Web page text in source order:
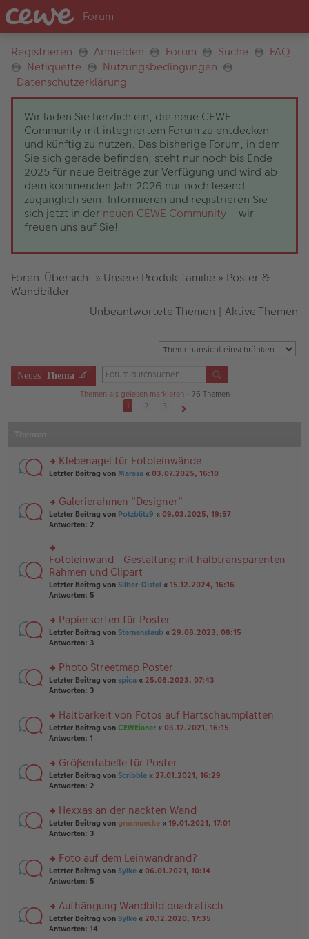
Registrieren Anmelden Forum Suche
FAQ
Netiquette
Nutzungsbedingungen
Datenschutzerklärung
Wir laden Sie herzlich ein, die neue CEWE
Community mit integriertem Forum zu entdecken
und künftig zu nutzen. Das bisherige Forum, in dem
Sie sich gerade befinden, steht nur noch bis Ende
2025 für neue Beiträge zur Verfügung und wird ab
dem kommenden Jahr 2026 nur noch lesend
zugänglich sein. Informieren und registrieren Sie
sich jetzt in der neuen CEWE Community – wir
freuen uns auf Sie!
Foren-Übersicht » Unsere Produktfamilie » Poster &
Wandbilder
Unbeantwortete Themen | Aktive Themen
Neues Thema
Themen als gelesen markieren• 76 Themen
1
2
3
rs
u
n
g
es
e
n
er
B
ei
a
g
Klebenagel für Fotoleinwände
Letzter Beitrag von Maresa « 03.07.2025, 16:10
rs
te
u
n
g
el
es
e
er
B
ei
tr
g
Galerierahmen "Designer"
Letzter Beitrag von Potzblitz9 « 09.03.2025, 19:57
Antworten: 2
rs
te
r
u
n
el
es
e
B
ei
tr
g
Fotoleinwand - Gestaltung mit halbtransparenten
Rahmen und Clipart
Letzter Beitrag von Silber-Distel « 15.12.2024, 16:16
Antworten: 5
rs
te
n
g
el
e
n
er
tr
a
g
Papiersorten für Poster
Letzter Beitrag von Sternenstaub « 29.08.2023, 08:15
Antworten: 3
rs
te
n
g
el
e
n
er
tr
a
g
Photo Streetmap Poster
Letzter Beitrag von spica « 25.08.2023, 07:43
Antworten: 3
rs
te
n
g
el
e
n
er
tr
a
g
Haltbarkeit von Fotos auf Hartschaumplatten
Letzter Beitrag von CEWEianer « 03.12.2021, 16:15
Antworten: 1
rs
te
n
g
el
e
n
er
tr
a
g
Größentabelle für Poster
Letzter Beitrag von Scribble « 27.01.2021, 16:29
Antworten: 2
rs
te
n
g
el
e
n
er
Hexxas an der nackten Wand
Letzter Beitrag von grasmuecke « 19.01.2021, 17:01
Antworten: 3
rs
te
n
g
el
Foto auf dem Leinwandrand?
Letzter Beitrag von Sylke « 06.01.2021, 10:14
Antworten: 5
rs
te
Aufhängung Wandbild quadratisch
Letzter Beitrag von Sylke « 20.12.2020, 17:35
Antworten: 14